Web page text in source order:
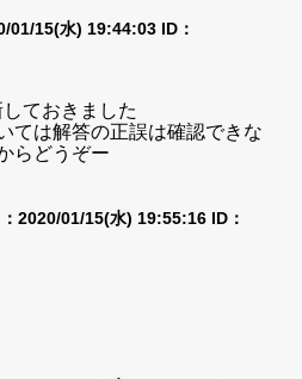
01/15(水) 19:44:03 ID：
ておきました
ては解答の正誤は確認できな
らどうぞー
2020/01/15(水) 19:55:16 ID：